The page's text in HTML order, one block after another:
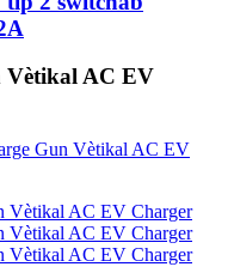
Vètikal AC EV